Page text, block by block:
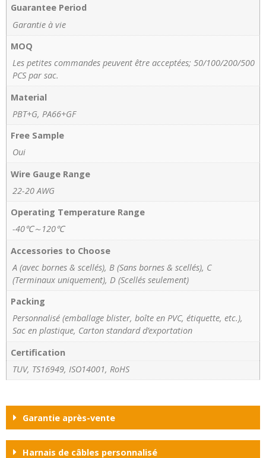
Guarantee Period
Garantie à vie
MOQ
Les petites commandes peuvent être acceptées; 50/100/200/500
PCS par sac.
Material
PBT+G, PA66+GF
Free Sample
Oui
Wire Gauge Range
22-20 AWG
Operating Temperature Range
-40℃～120℃
Accessories to Choose
A (avec bornes & scellés), B (Sans bornes & scellés), C
(Terminaux uniquement), D (Scellés seulement)
Packing
Personnalisé (emballage blister, boîte en PVC, étiquette, etc.),
Sac en plastique, Carton standard d’exportation
Certification
TUV, TS16949, ISO14001, RoHS
Garantie après-vente
Harnais de câbles personnalisé